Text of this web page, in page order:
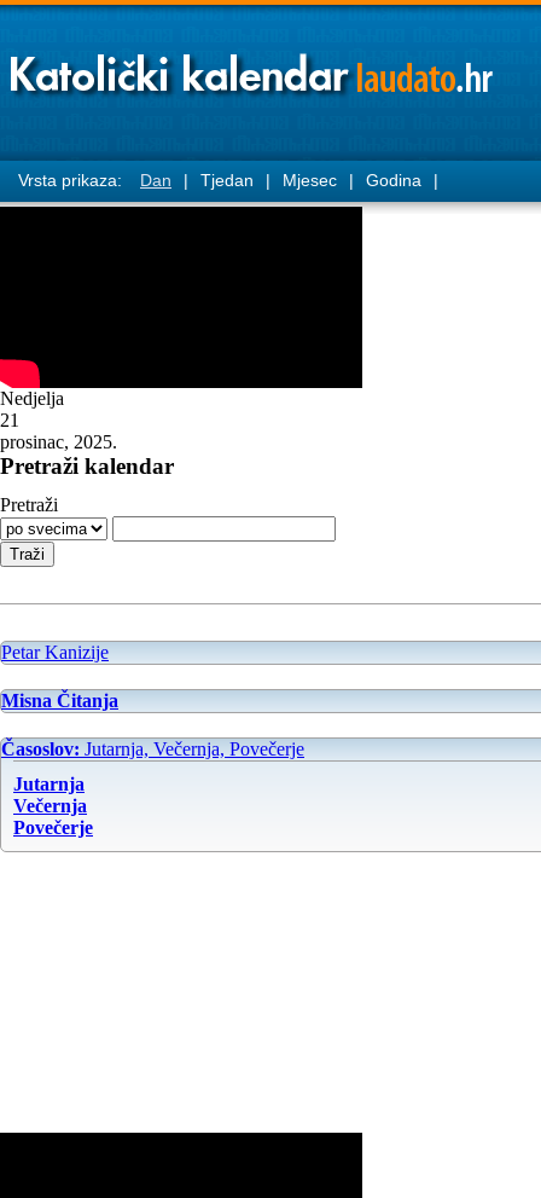
Vrsta prikaza: Dan | Tjedan | Mjesec | Godina |
Nedjelja
21
prosinac, 2025.
Pretraži kalendar
Pretraži
Petar Kanizije
Misna Čitanja
Časoslov: Jutarnja, Večernja, Povečerje
Jutarnja
Večernja
Povečerje